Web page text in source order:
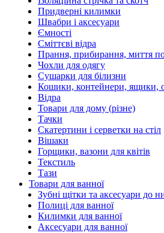
Придверні килимки
Швабри і аксесуари
Ємності
Сміттєві відра
Прання, прибирання, миття
Чохли для одягу
Сушарки для білизни
Кошики, контейнери, ящики,
Відра
Товари для дому (різне)
Тачки
Скатертини і серветки на стіл
Вішаки
Горщики, вазони для квітів
Текстиль
Тази
Товари для ванної
Зубні щітки та аксесуари до
Полиці для ванної
Килимки для ванної
Аксесуари для ванної